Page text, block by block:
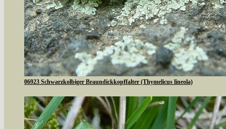
06923 Schwarzkolbiger Braundickkopffalter (Thymelicus lineola)